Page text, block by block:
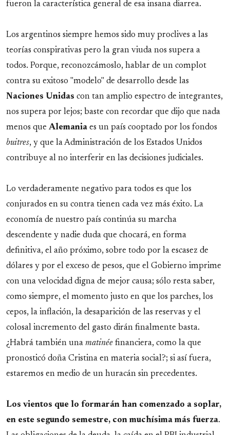
fueron la característica general de esa insana diarrea.
Los argentinos siempre hemos sido muy proclives a las
teorías conspirativas pero la gran viuda nos supera a
todos. Porque, reconozcámoslo, hablar de un complot
contra su exitoso "modelo" de desarrollo desde las
Naciones Unidas con tan amplio espectro de integrantes,
nos supera por lejos; baste con recordar que dijo que nada
menos que Alemania es un país cooptado por los fondos
buitres, y que la Administración de los Estados Unidos
contribuye al no interferir en las decisiones judiciales.
Lo verdaderamente negativo para todos es que los
conjurados en su contra tienen cada vez más éxito. La
economía de nuestro país continúa su marcha
descendente y nadie duda que chocará, en forma
definitiva, el año próximo, sobre todo por la escasez de
dólares y por el exceso de pesos, que el Gobierno imprime
con una velocidad digna de mejor causa; sólo resta saber,
como siempre, el momento justo en que los parches, los
cepos, la inflación, la desaparición de las reservas y el
colosal incremento del gasto dirán finalmente basta.
¿Habrá también una matinée financiera, como la que
pronosticó doña Cristina en materia social?; si así fuera,
estaremos en medio de un huracán sin precedentes.
Los vientos que lo formarán han comenzado a soplar,
en este segundo semestre, con muchísima más fuerza.